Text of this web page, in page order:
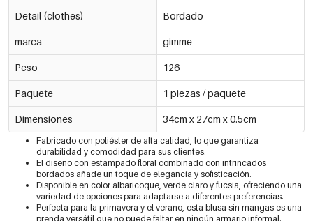
Detail (clothes) Bordado
marca gimme
Peso 126
Paquete 1 piezas / paquete
Dimensiones 34cm x 27cm x 0.5cm
Fabricado con poliéster de alta calidad, lo que garantiza
durabilidad y comodidad para sus clientes.
El diseño con estampado floral combinado con intrincados
bordados añade un toque de elegancia y sofisticación.
Disponible en color albaricoque, verde claro y fucsia, ofreciendo una
variedad de opciones para adaptarse a diferentes preferencias.
Perfecta para la primavera y el verano, esta blusa sin mangas es una
prenda versátil que no puede faltar en ningún armario informal.